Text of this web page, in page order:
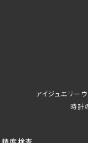
アイジュエリー
時計